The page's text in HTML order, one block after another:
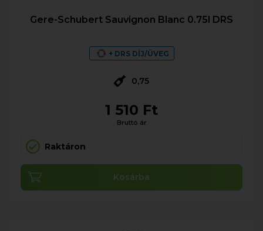
Gere-Schubert Sauvignon Blanc 0.75l DRS
+ DRS DÍJ/ÜVEG
0,75
1 510 Ft
Bruttó ár
Raktáron
Kosárba